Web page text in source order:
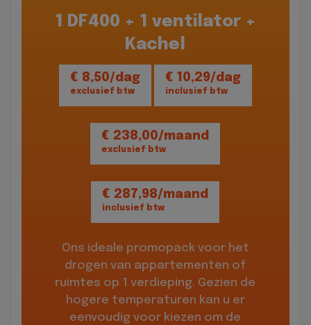
1 DF400 + 1 ventilator +
Kachel
€ 8,50/dag
exclusief btw
€ 10,29/dag
inclusief btw
€ 238,00/maand
exclusief btw
€ 287,98/maand
inclusief btw
Ons ideale promopack voor het
drogen van appartementen of
ruimtes op 1 verdieping. Gezien de
hogere temperaturen kan u er
eenvoudig voor kiezen om de